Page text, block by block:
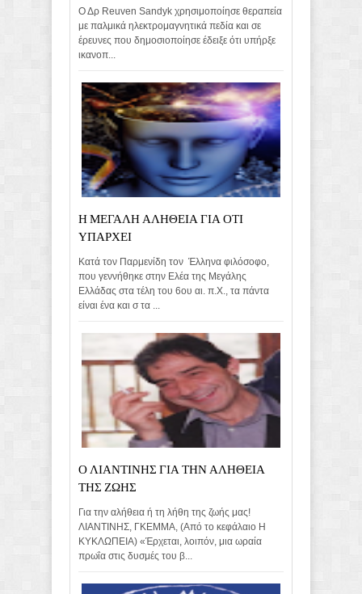
Ο Δρ Reuven Sandyk χρησιμοποίησε θεραπεία
με παλμικά ηλεκτρομαγνητικά πεδία και σε
έρευνες που δημοσιοποίησε έδειξε ότι υπήρξε
ικανοπ...
Η ΜΕΓΑΛΗ ΑΛΗΘΕΙΑ ΓΙΑ ΟΤΙ
ΥΠΑΡΧΕΙ
Κατά τον Παρμενίδη τον Έλληνα φιλόσοφο,
που γεννήθηκε στην Ελέα της Μεγάλης
Ελλάδας στα τέλη του 6ου αι. π.Χ., τα πάντα
είναι ένα και σ τα ...
Ο ΛΙΑΝΤΙΝΗΣ ΓΙΑ ΤΗΝ ΑΛΗΘΕΙΑ
ΤΗΣ ΖΩΗΣ
Για την αλήθεια ή τη λήθη της ζωής μας!
ΛΙΑΝΤΙΝΗΣ, ΓΚΕΜΜΑ, (Από το κεφάλαιο Η
ΚΥΚΛΩΠΕΙΑ) «Έρχεται, λοιπόν, μια ωραία
πρωΐα στις δυσμές του β...